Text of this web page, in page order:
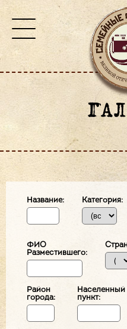
Название: Категория:
ФИО
Разместившего:
Район
города:
Населенный
пункт: